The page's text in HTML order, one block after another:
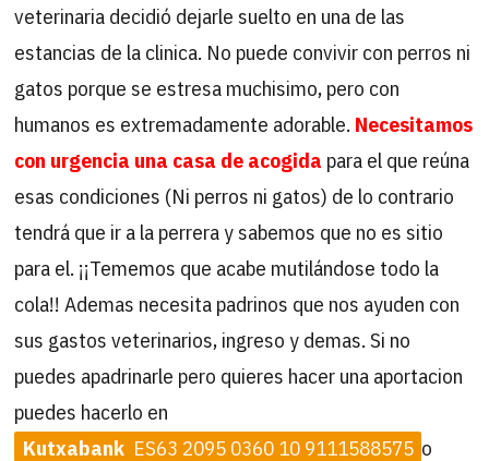
veterinaria decidió dejarle suelto en una de las
estancias de la clinica. No puede convivir con perros ni
gatos porque se estresa muchisimo, pero con
humanos es extremadamente adorable. Necesitamos
con urgencia una casa de acogida para el que reúna
esas condiciones (Ni perros ni gatos) de lo contrario
tendrá que ir a la perrera y sabemos que no es sitio
para el. ¡¡Tememos que acabe mutilándose todo la
cola!! Ademas necesita padrinos que nos ayuden con
sus gastos veterinarios, ingreso y demas. Si no
puedes apadrinarle pero quieres hacer una aportacion
puedes hacerlo en
Kutxabank ES63 2095 0360 10 9111588575 o